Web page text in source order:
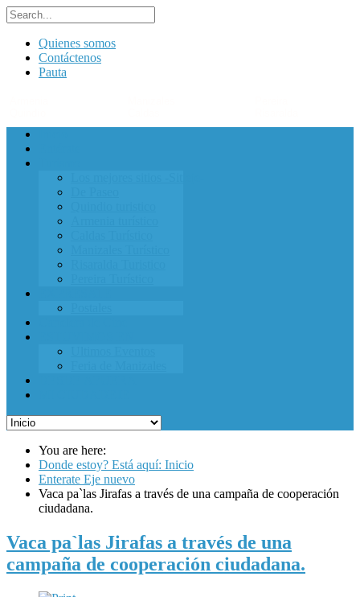
Quienes somos
Contáctenos
Pauta
You are here:
Donde estoy? Está aquí: Inicio
Enterate Eje nuevo
Vaca pa`las Jirafas a través de una campaña de cooperación
ciudadana.
Vaca pa`las Jirafas a través de una
campaña de cooperación ciudadana.